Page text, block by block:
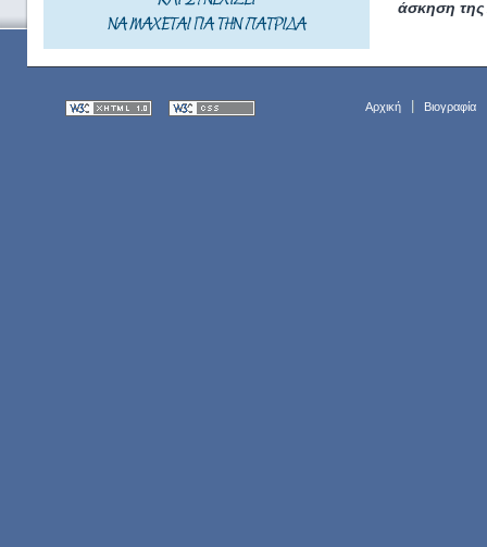
ΝΑ ΜΑΧΕΤΑΙ ΓΙΑ ΤΗΝ ΠΑΤΡΙΔΑ
άσκηση της
Αρχική Βιογραφία